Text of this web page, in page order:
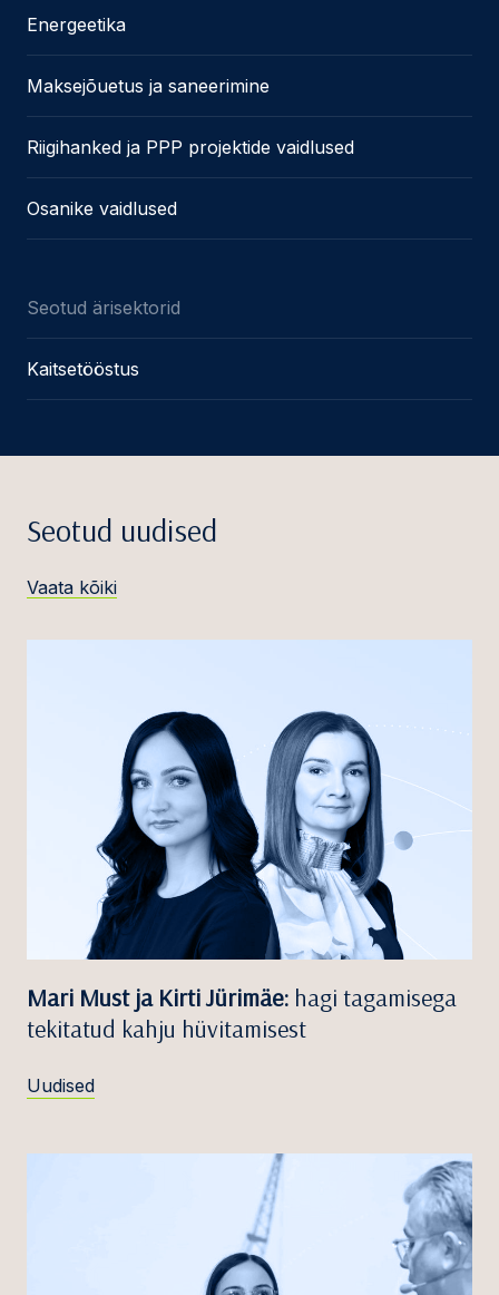
Energeetika
Maksejõuetus ja saneerimine
Riigihanked ja PPP projektide vaidlused
Osanike vaidlused
Seotud ärisektorid
Kaitsetööstus
Seotud uudised
Vaata kõiki
Mari Must ja Kirti Jürimäe: hagi tagamisega
tekitatud kahju hüvitamisest
Uudised